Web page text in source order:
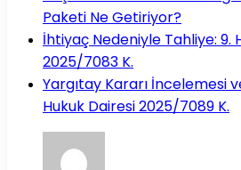
Paketi Ne Getiriyor?
İhtiyaç Nedeniyle Tahliye: 9.
2025/7083 K.
Yargıtay Kararı İncelemesi
Hukuk Dairesi 2025/7089 K.